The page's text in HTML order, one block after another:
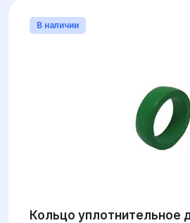
В наличии
Кольцо уплотнительное